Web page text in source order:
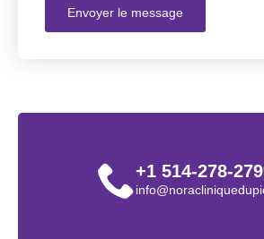
Envoyer le message
+1 514-278-